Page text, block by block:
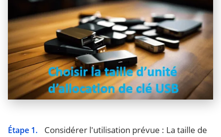
Étape 1.
Considérer l'utilisation prévue : La taille de